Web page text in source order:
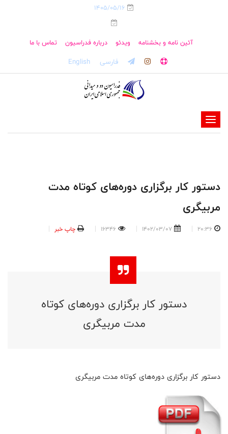
1405/05/16
آئین نامه و بخشنامه ویدئو درباره فدراسیون تماس با ما
فارسی English
-
-
-
دستور کار برگزاری دوره‌های کوتاه مدت
مربیگری
20:36
1402/03/07
16346 چاپ خبر
دستور کار برگزاری دوره‌های کوتاه
مدت مربیگری
دستور کار برگزاری دوره‌های کوتاه مدت مربیگری